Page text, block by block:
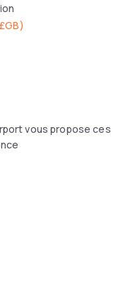
)
vous propose ces